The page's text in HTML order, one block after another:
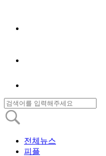
전체뉴스
피플